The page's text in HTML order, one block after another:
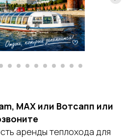
MAX или Вотсапп или
аренды теплохода для